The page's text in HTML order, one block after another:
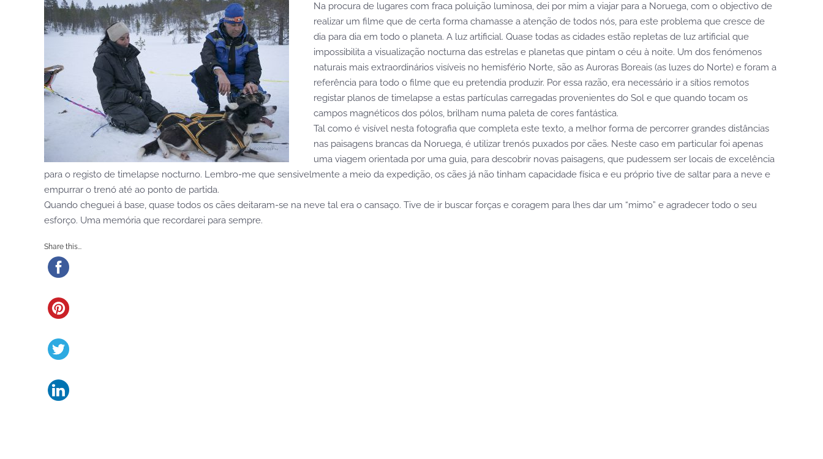
Na procura de lugares com fraca poluição luminosa, dei por mim a viajar para a Noruega, com o objectivo de
realizar um filme que de certa forma chamasse a atenção de todos nós, para este problema que cresce de
dia para dia em todo o planeta. A luz artificial. Quase todas as cidades estão repletas de luz artificial que
impossibilita a visualização nocturna das estrelas e planetas que pintam o céu à noite. Um dos fenómenos
naturais mais extraordinários visíveis no hemisfério Norte, são as Auroras Boreais (as luzes do Norte) e foram a
referência para todo o filme que eu pretendia produzir. Por essa razão, era necessário ir a sítios remotos
registar planos de timelapse a estas partículas carregadas provenientes do Sol e que quando tocam os
campos magnéticos dos pólos, brilham numa paleta de cores fantástica.
Tal como é visível nesta fotografia que completa este texto, a melhor forma de percorrer grandes distâncias
nas paisagens brancas da Noruega, é utilizar trenós puxados por cães. Neste caso em particular foi apenas
uma viagem orientada por uma guia, para descobrir novas paisagens, que pudessem ser locais de excelência
para o registo de timelapse nocturno. Lembro-me que sensivelmente a meio da expedição, os cães já não tinham capacidade física e eu próprio tive de saltar para a neve e
empurrar o trenó até ao ponto de partida.
Quando cheguei á base, quase todos os cães deitaram-se na neve tal era o cansaço. Tive de ir buscar forças e coragem para lhes dar um “mimo” e agradecer todo o seu
esforço. Uma memória que recordarei para sempre.
Share this...